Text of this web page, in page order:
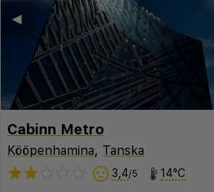
◀︎
Cabinn Metro
Kööpenhamina, Tanska
3,4/5 14°C